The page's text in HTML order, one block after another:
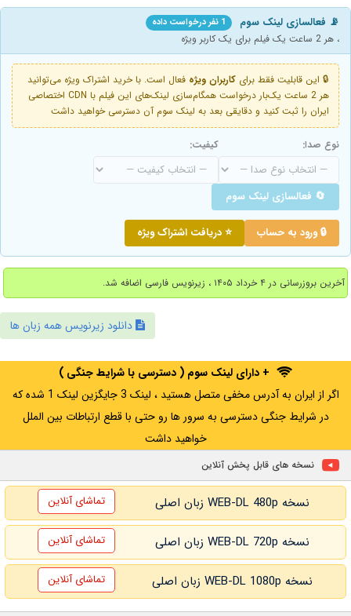
📡 فعالسازی لینک سوم 1 نفر درخواست داده
، هر 2 ساعت یک فیلم برای یک کاربر ویژه
🔒 این قابلیت فقط برای کاربران ویژه فعال است. با خرید اشتراک ویژه می‌توانید
هر 2 ساعت یک‌بار درخواست همگام‌سازی لینک‌های این فیلم با CDN اختصاصی
ایران را ثبت کنید و دقایقی بعد به لینک سوم آن دسترسی خواهید داشت
نوع صدا: کیفیت:
🔄 فعالسازی لینک سوم
🔒 ورود به حساب ⭐ دریافت اشتراک ویژه
آخرین بروزرسانی در ۴ خرداد ۱۴۰۵ ، زیرنویس فارسی اضافه شد.
دانلود زیرنویس همه زبان ها
+ دارای لینک سوم ( دسترسی با شرایط جنگی )
اگر از ایران به آدرس مخفی متصل هستید ، لینک 3 جایگزین لینک 1 شده که
در شرایط جنگی دسترسی به سرور ها رو حتی با قطع ارتباطات بین الملل
خواهید داشت
نسخه های قابل پخش آنلاین
نسخه WEB-DL 480p زبان اصلی تماشای آنلاین
نسخه WEB-DL 720p زبان اصلی تماشای آنلاین
نسخه WEB-DL 1080p زبان اصلی تماشای آنلاین